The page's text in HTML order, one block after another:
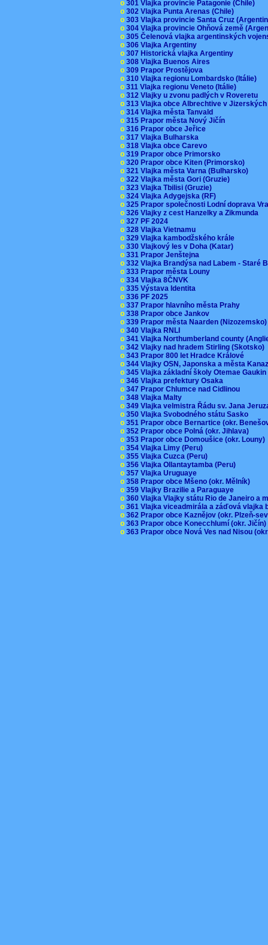
o 301 Vlajka provincie Patagonie (Chile)
o 302 Vlajka Punta Arenas (Chile)
o 303 Vlajka provincie Santa Cruz
o 304 Vlajka provincie Ohňová země
o 305 Čelenová vlajka argentinských
o 306 Vlajka Argentiny
o 307 Historická vlajka Argentiny
o 308 Vlajka Buenos Aires
o 309 Prapor Prostějova
o 310 Vlajka regionu Lombardsko (Itálie)
o 311 Vlajka regionu Veneto (Itálie)
o 312 Vlajky u zvonu padlých v Roveretu
o 313 Vlajka obce Albrechtive v
o 314 Vlajka města Tanvald
o 315 Prapor města Nový Jičín
o 316 Prapor obce Jeřice
o 317 Vlajka Bulharska
o 318 Vlajka obce Carevo
o 319 Prapor obce Primorsko
o 320 Prapor obce Kiten (Primorsko)
o 321 Vlajka města Varna (Bulharsko)
o 322 Vlajka města Gori (Gruzie)
o 323 Vlajka Tbilisi (Gruzie)
o 324 Vlajka Adygejska (RF)
o 325 Prapor společnosti Lodní doprava
o 326 Vlajky z cest Hanzelky a Zikmunda
o 327 PF 2024
o 328 Vlajka Vietnamu
o 329 Vlajka kambodžského krále
o 330 Vlajkový les v Doha (Katar)
o 331 Prapor Jenštejna
o 332 Vlajka Brandýsa nad Labem - Staré
o 333 Prapor města Louny
o 334 Vlajka 8ČNVK
o 335 Výstava Identita
o 336 PF 2025
o 337 Prapor hlavního města Prahy
o 338 Prapor obce Jankov
o 339 Prapor města Naarden
o 340 Vlajka RNLI
o 341 Vlajka Northumberland county
o 342 Vlajky nad hradem Stirling (Skotsko)
o 343 Prapor 800 let Hradce Králové
o 344 Vlajky OSN, Japonska a města
o 345 Vlajka základní školy Otemae
o 346 Vlajka prefektury Osaka
o 347 Prapor Chlumce nad Cidlinou
o 348 Vlajka Malty
o 349 Vlajka velmistra Řádu sv. Jana
o 350 Vlajka Svobodného státu Sasko
o 351 Prapor obce Bernartice (okr.
o 352 Prapor obce Polná (okr. Jihlava)
o 353 Prapor obce Domoušice (okr. Louny)
o 354 Vlajka Limy (Peru)
o 355 Vlajka Cuzca (Peru)
o 356 Vlajka Ollantaytamba (Peru)
o 357 Vlajka Uruguaye
o 358 Prapor obce Mšeno (okr. Mělník)
o 359 Vlajky Brazilie a Paraguaye
o 360 Vlajka Vlajky státu Rio de Janeiro a
o 361 Vlajka viceadmirála a záďová
o 362 Prapor obce Kaznějov (okr. Plzeň-
o 363 Prapor obce Konecchlumí (okr.
o 363 Prapor obce Nová Ves nad Nisou